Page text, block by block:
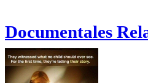
Documentales